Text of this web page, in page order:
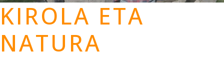
KIROLA ETA
NATURA